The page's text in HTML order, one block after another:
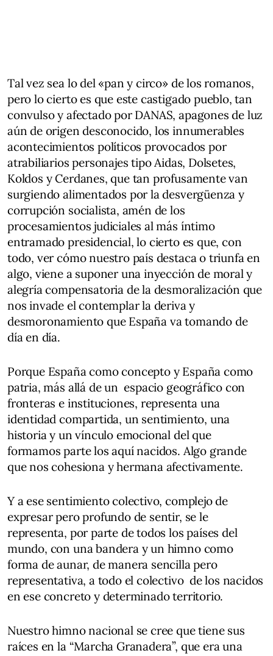
Tal vez sea lo del «pan y circo» de los romanos,
pero lo cierto es que este castigado pueblo, tan
convulso y afectado por DANAS, apagones de luz
aún de origen desconocido, los innumerables
acontecimientos políticos provocados por
atrabiliarios personajes tipo Aidas, Dolsetes,
Koldos y Cerdanes, que tan profusamente van
surgiendo alimentados por la desvergüenza y
corrupción socialista, amén de los
procesamientos judiciales al más íntimo
entramado presidencial, lo cierto es que, con
todo, ver cómo nuestro país destaca o triunfa en
algo, viene a suponer una inyección de moral y
alegría compensatoria de la desmoralización que
nos invade el contemplar la deriva y
desmoronamiento que España va tomando de
día en día.
Porque España como concepto y España como
patria, más allá de un espacio geográfico con
fronteras e instituciones, representa una
identidad compartida, un sentimiento, una
historia y un vínculo emocional del que
formamos parte los aquí nacidos. Algo grande
que nos cohesiona y hermana afectivamente.
Y a ese sentimiento colectivo, complejo de
expresar pero profundo de sentir, se le
representa, por parte de todos los países del
mundo, con una bandera y un himno como
forma de aunar, de manera sencilla pero
representativa, a todo el colectivo de los nacidos
en ese concreto y determinado territorio.
Nuestro himno nacional se cree que tiene sus
raíces en la “Marcha Granadera”, que era una